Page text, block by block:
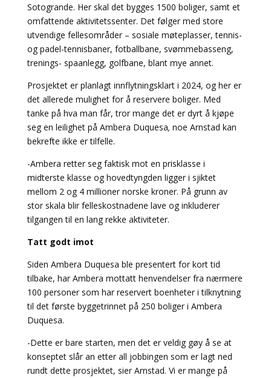
Sotogrande. Her skal det bygges 1500 boliger, samt et
omfattende aktivitetssenter. Det følger med store
utvendige fellesområder – sosiale møteplasser, tennis-
og padel-tennisbaner, fotballbane, svømmebasseng,
trenings- spaanlegg, golfbane, blant mye annet.
Prosjektet er planlagt innflytningsklart i 2024, og her er
det allerede mulighet for å reservere boliger. Med
tanke på hva man får, tror mange det er dyrt å kjøpe
seg en leilighet på Ambera Duquesa, noe Arnstad kan
bekrefte ikke er tilfelle.
-Ambera retter seg faktisk mot en prisklasse i
midterste klasse og hovedtyngden ligger i sjiktet
mellom 2 og 4 millioner norske kroner. På grunn av
stor skala blir felleskostnadene lave og inkluderer
tilgangen til en lang rekke aktiviteter.
Tatt godt imot
Siden Ambera Duquesa ble presentert for kort tid
tilbake, har Ambera mottatt henvendelser fra nærmere
100 personer som har reservert boenheter i tilknytning
til det første byggetrinnet på 250 boliger i Ambera
Duquesa.
-Dette er bare starten, men det er veldig gøy å se at
konseptet slår an etter all jobbingen som er lagt ned
rundt dette prosjektet, sier Arnstad. Vi er mange på